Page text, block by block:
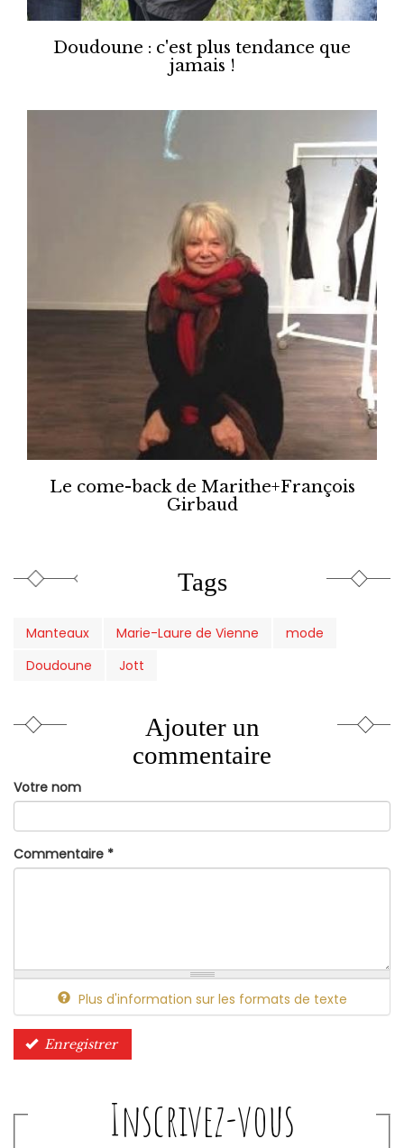
Doudoune : c'est plus tendance que
jamais !
Le come-back de Marithe+François
Girbaud
Tags
Manteaux Marie-Laure de Vienne
mode
Doudoune
Jott
Ajouter un
commentaire
Votre nom
Commentaire *
Plus d'information sur les formats de texte
Enregistrer
Inscrivez-vous